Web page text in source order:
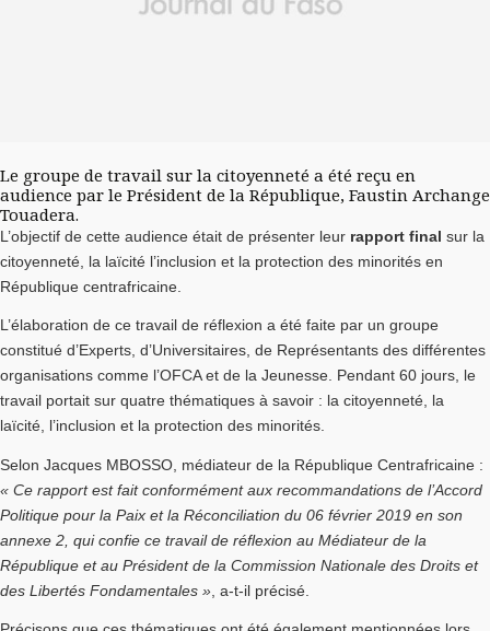
Le groupe de travail sur la citoyenneté a été reçu en
audience par le Président de la République, Faustin Archange
Touadera.
L’objectif de cette audience était de présenter leur rapport final sur la
citoyenneté, la laïcité l’inclusion et la protection des minorités en
République centrafricaine.
L’élaboration de ce travail de réflexion a été faite par un groupe
constitué d’Experts, d’Universitaires, de Représentants des différentes
organisations comme l’OFCA et de la Jeunesse. Pendant 60 jours, le
travail portait sur quatre thématiques à savoir : la citoyenneté, la
laïcité, l’inclusion et la protection des minorités.
Selon Jacques MBOSSO, médiateur de la République Centrafricaine :
« Ce rapport est fait conformément aux recommandations de l’Accord
Politique pour la Paix et la Réconciliation du 06 février 2019 en son
annexe 2, qui confie ce travail de réflexion au Médiateur de la
République et au Président de la Commission Nationale des Droits et
des Libertés Fondamentales » , a-t-il précisé.